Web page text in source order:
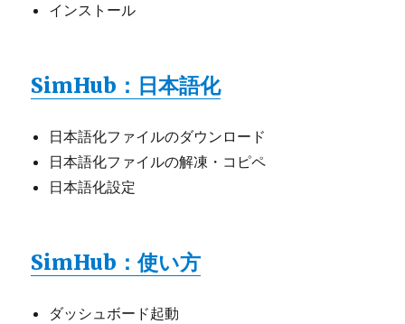
インストール
SimHub：日本語化
日本語化ファイルのダウンロード
日本語化ファイルの解凍・コピペ
日本語化設定
SimHub：使い方
ダッシュボード起動